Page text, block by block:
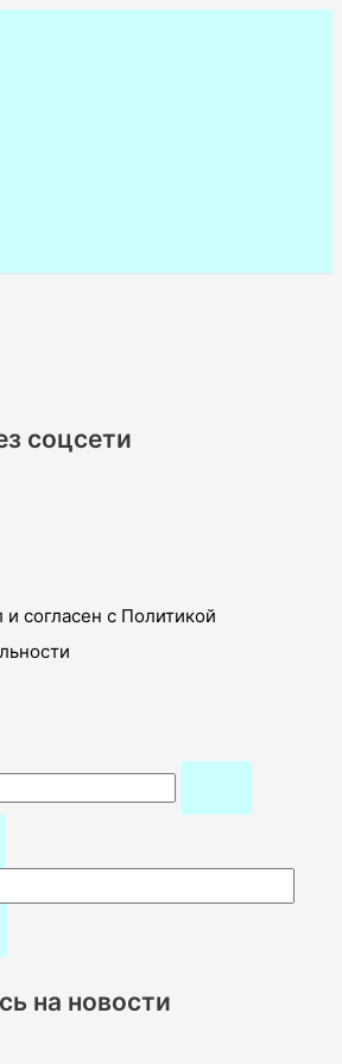
соцсети
и согласен с Политикой
на новости